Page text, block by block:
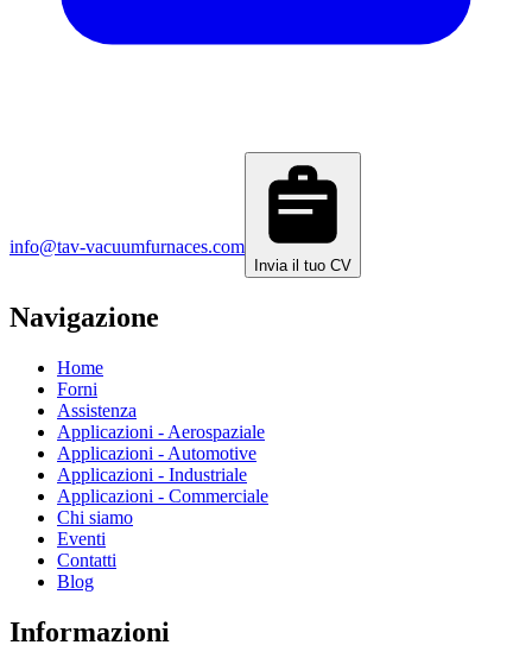
info@tav-vacuumfurnaces.com
Invia il tuo CV
Navigazione
Home
Forni
Assistenza
Applicazioni - Aerospaziale
Applicazioni - Automotive
Applicazioni - Industriale
Applicazioni - Commerciale
Chi siamo
Eventi
Contatti
Blog
Informazioni